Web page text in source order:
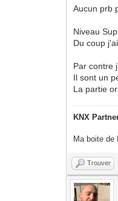
Aucun prb
Niveau
Du coup
Par contre
Il sont un
La partie
KNX
Ma boite de
Trouver